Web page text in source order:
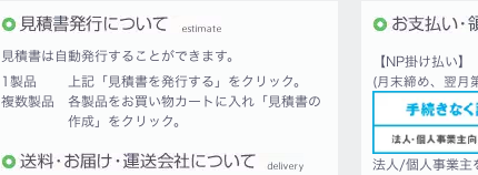
見積書は自動発行することができます。
1製品
上記「見積書を発行する」をクリック。
複数製品
各製品をお買い物カートに入れ「見積書の
作成」をクリック。
【NP掛け払い】
(月末締め、翌月
法人/個人事業主